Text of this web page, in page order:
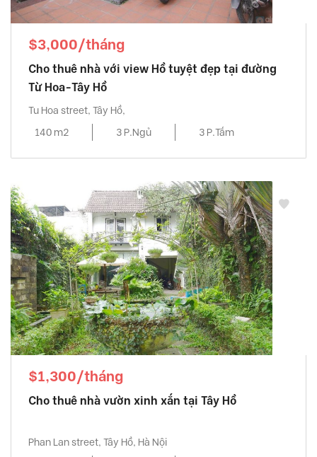
$3,000/tháng
Cho thuê nhà với view Hồ tuyệt đẹp tại đường
Từ Hoa-Tây Hồ
Tu Hoa street, Tây Hồ,
140 m2
3 P.Ngủ 3 P.Tắm
$1,300/tháng
Cho thuê nhà vườn xinh xắn tại Tây Hồ
Phan Lan street, Tây Hồ, Hà Nội